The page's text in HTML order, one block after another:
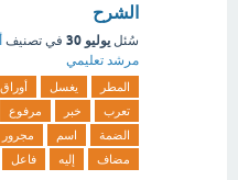
الشرح
سُئل يوليو 30 في تصنيف
مرشد تعليمي
المطر يغسل أوراق
تعرب
خبر مرفوع
الضمة
اسم مجرور
مضاف
إليه فاعل